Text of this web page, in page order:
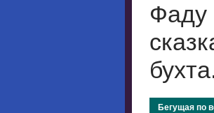
Фаду
Бегущая по